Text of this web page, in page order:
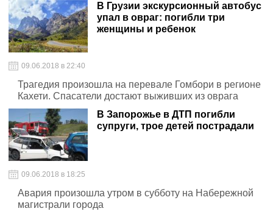
В Грузии экскурсионный автобус
упал в овраг: погибли три
женщины и ребенок
09.06.2018 в 22:40
Трагедия произошла на перевале Гомбори в регионе
Кахети. Спасатели достают выживших из оврага
В Запорожье в ДТП погибли
супруги, трое детей пострадали
09.06.2018 в 18:25
Авария произошла утром в субботу на Набережной
магистрали города